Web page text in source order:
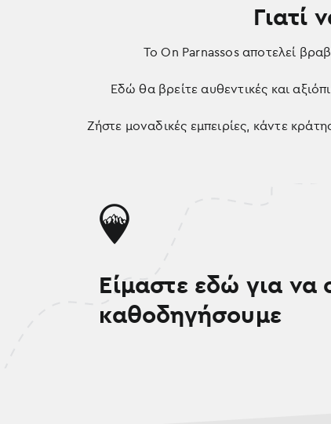
Γιατί
Το On Parnassos αποτελεί
Εδώ θα βρείτε αυθεντικές και
Ζήστε μοναδικές εμπειρίες, κάντε
Είμαστε εδώ για να
καθοδηγήσουμε